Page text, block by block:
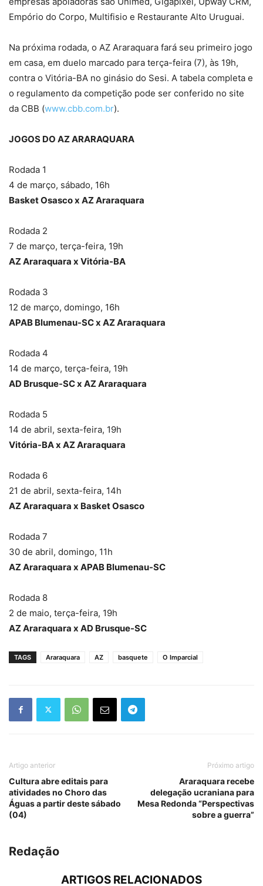
Empório do Corpo, Multifisio e Restaurante Alto Uruguai.
Na próxima rodada, o AZ Araraquara fará seu primeiro jogo
em casa, em duelo marcado para terça-feira (7), às 19h,
contra o Vitória-BA no ginásio do Sesi. A tabela completa e
o regulamento da competição pode ser conferido no site
da CBB (www.cbb.com.br).
JOGOS DO AZ ARARAQUARA
Rodada 1
4 de março, sábado, 16h
Basket Osasco x AZ Araraquara
Rodada 2
7 de março, terça-feira, 19h
AZ Araraquara x Vitória-BA
Rodada 3
12 de março, domingo, 16h
APAB Blumenau-SC x AZ Araraquara
Rodada 4
14 de março, terça-feira, 19h
AD Brusque-SC x AZ Araraquara
Rodada 5
14 de abril, sexta-feira, 19h
Vitória-BA x AZ Araraquara
Rodada 6
21 de abril, sexta-feira, 14h
AZ Araraquara x Basket Osasco
Rodada 7
30 de abril, domingo, 11h
AZ Araraquara x APAB Blumenau-SC
Rodada 8
2 de maio, terça-feira, 19h
AZ Araraquara x AD Brusque-SC
TAGS Araraquara AZ basquete O Imparcial
Artigo anterior
Cultura abre editais para
atividades no Choro das
Águas a partir deste sábado
(04)
Próximo artigo
Araraquara recebe
delegação ucraniana para
Mesa Redonda “Perspectivas
sobre a guerra”
Redação
ARTIGOS RELACIONADOS